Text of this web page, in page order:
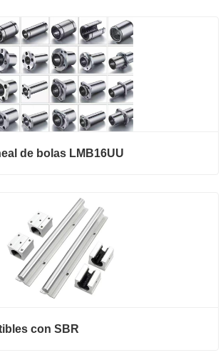
de bolas LMB16UU
con SBR